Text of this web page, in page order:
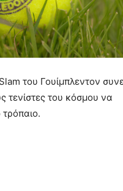
του Γουίμπλεντον
τενίστες του κόσμου να
τρόπαιο.